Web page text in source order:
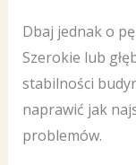
Dbaj jednak o
Szerokie lub
stabilności
naprawić jak
problemów.